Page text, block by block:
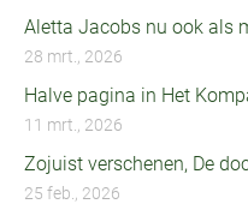
Aletta Jacobs nu ook als
28 mrt., 2026
Halve pagina in Het
11 mrt., 2026
Zojuist verschenen, De
25 feb., 2026